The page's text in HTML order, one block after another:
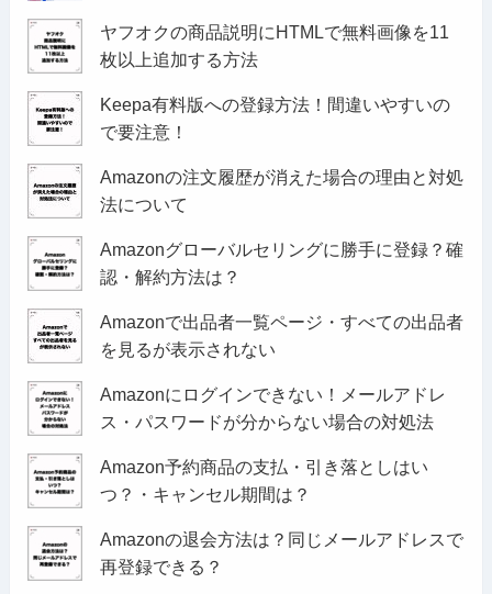
ヤフオクの商品説明にHTMLで無料画像を11
枚以上追加する方法
Keepa有料版への登録方法！間違いやすいの
で要注意！
Amazonの注文履歴が消えた場合の理由と対処
法について
Amazonグローバルセリングに勝手に登録？確
認・解約方法は？
Amazonで出品者一覧ページ・すべての出品者
を見るが表示されない
Amazonにログインできない！メールアドレ
ス・パスワードが分からない場合の対処法
Amazon予約商品の支払・引き落としはい
つ？・キャンセル期間は？
Amazonの退会方法は？同じメールアドレスで
再登録できる？